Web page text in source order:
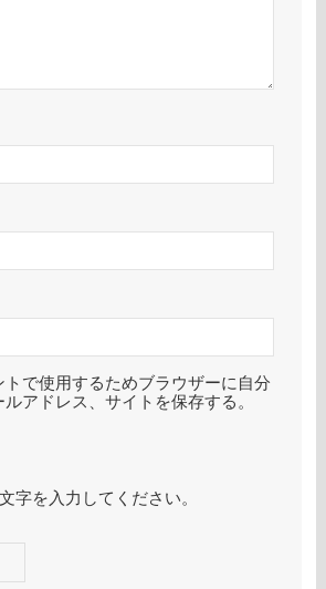
トで使用するためブラウザーに自分
アドレス、サイトを保存する。
字を入力してください。